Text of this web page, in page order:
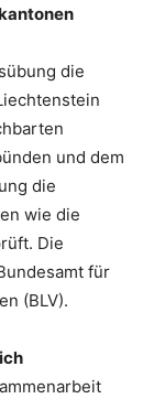
die
und dem
die
wie die
Die
für
(BLV).